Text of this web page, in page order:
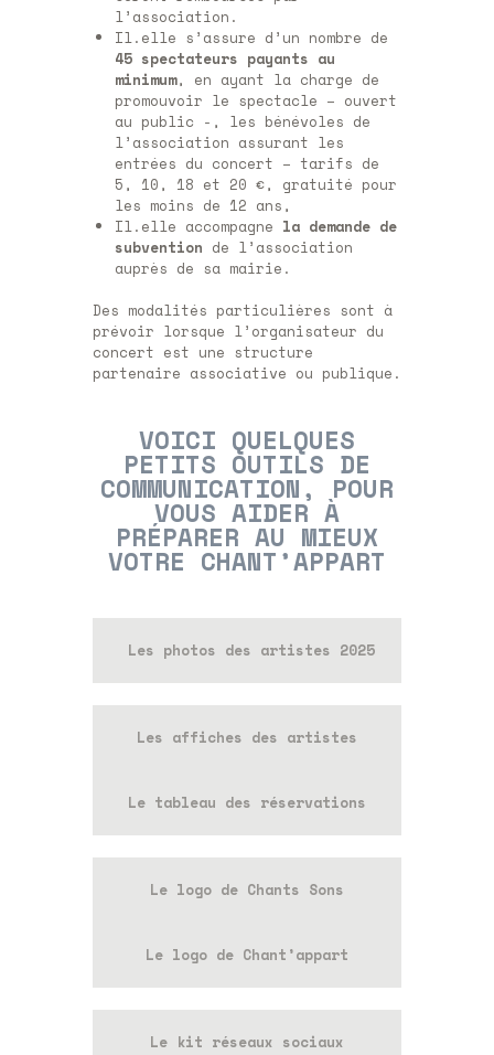
l’association.
Il.elle s’assure d’un nombre de
45 spectateurs payants au
minimum, en ayant la charge de
promouvoir le spectacle – ouvert
au public -, les bénévoles de
l’association assurant les
entrées du concert – tarifs de
5, 10, 18 et 20 €, gratuité pour
les moins de 12 ans,
Il.elle accompagne la demande de
subvention de l’association
auprès de sa mairie.
Des modalités particulières sont à
prévoir lorsque l’organisateur du
concert est une structure
partenaire associative ou publique.
VOICI QUELQUES
PETITS OUTILS DE
COMMUNICATION, POUR
VOUS AIDER À
PRÉPARER AU MIEUX
VOTRE CHANT’APPART
Les photos des artistes 2025
Les affiches des artistes
Le tableau des réservations
Le logo de Chants Sons
Le logo de Chant’appart
Le kit réseaux sociaux